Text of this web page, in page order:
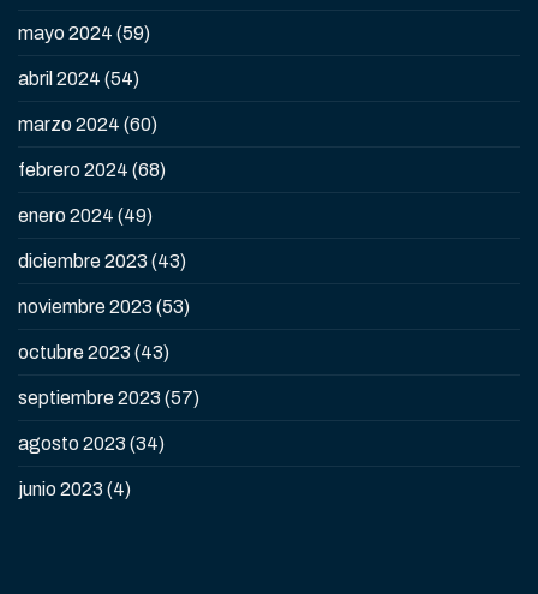
mayo 2024 (59)
abril 2024 (54)
marzo 2024 (60)
febrero 2024 (68)
enero 2024 (49)
diciembre 2023 (43)
noviembre 2023 (53)
octubre 2023 (43)
septiembre 2023 (57)
agosto 2023 (34)
junio 2023 (4)